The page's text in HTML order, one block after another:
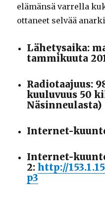
elämänsä varrella
ottaneet selvää
Lähetysaika:
tammikuuta
Radiotaajuus:
kuuluvuus 50
Näsinneulasta)
Internet-
Internet-
2:http://
p3